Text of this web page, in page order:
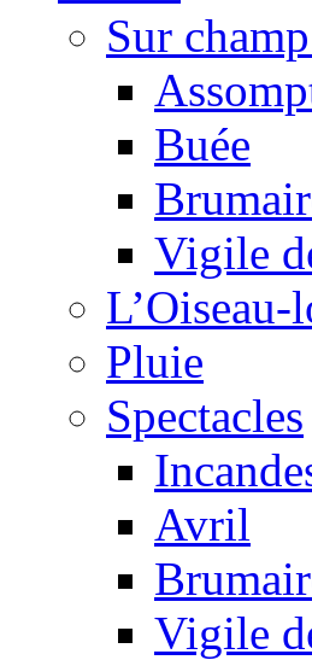
Sur
Buée
Vigile
L’Oiseau-
Pluie
Spectacles
Avril
Vigile